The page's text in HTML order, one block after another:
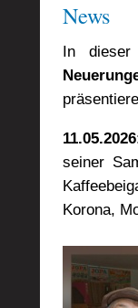
News
In
11.05.2026
seiner
Korona,